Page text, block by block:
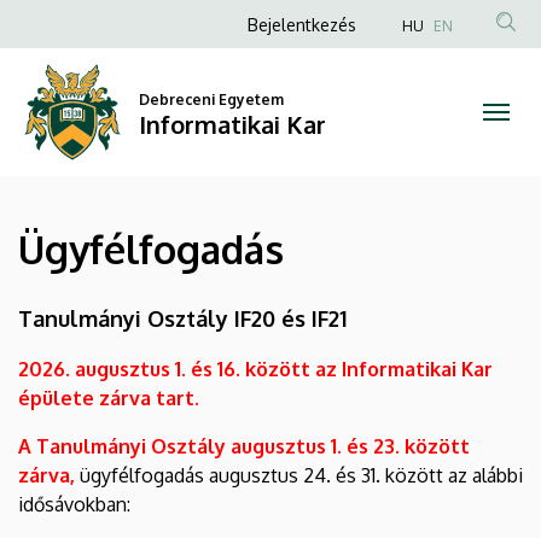
Ügyfélfogadás
Informatikai
a
tartalomra
Anonim
fiók
menüje
Bejelentkezés HU EN
Debreceni Egyetem
Informatikai Kar
Ügyfélfogadás
Tanulmányi Osztály IF20 és IF21
2026. augusztus 1. és 16. között az Informatikai Kar
épülete zárva tart.
A Tanulmányi Osztály augusztus 1. és 23. között
zárva, ügyfélfogadás augusztus 24. és 31. között az alábbi
idősávokban: